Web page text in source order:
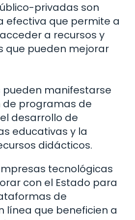
privadas son
efectiva que permite a
a recursos y
que pueden mejorar
pueden manifestarse
de programas de
desarrollo de
educativas y la
didácticos.
tecnológicas
con el Estado para
de
línea que beneficien a